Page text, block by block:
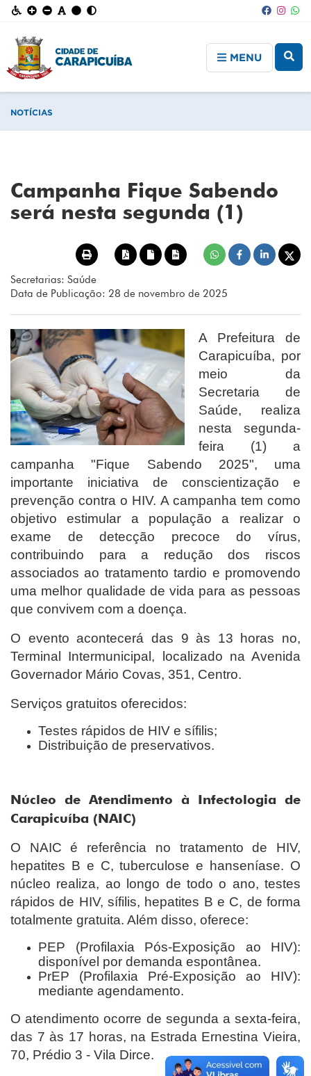
MENU
NOTÍCIAS
Campanha Fique Sabendo
será nesta segunda (1)
Secretarias: Saúde
Data de Publicação: 28 de novembro de 2025
A Prefeitura de
Carapicuíba, por
meio da
Secretaria de
Saúde, realiza
nesta segunda-
feira (1) a
campanha "Fique Sabendo 2025", uma
importante iniciativa de conscientização e
prevenção contra o HIV. A campanha tem como
objetivo estimular a população a realizar o
exame de detecção precoce do vírus,
contribuindo para a redução dos riscos
associados ao tratamento tardio e promovendo
uma melhor qualidade de vida para as pessoas
que convivem com a doença.
O evento acontecerá das 9 às 13 horas no,
Terminal Intermunicipal, localizado na Avenida
Governador Mário Covas, 351, Centro.
Serviços gratuitos oferecidos:
Testes rápidos de HIV e sífilis;
Distribuição de preservativos.
Núcleo de Atendimento à Infectologia de
Carapicuíba (NAIC)
O NAIC é referência no tratamento de HIV,
hepatites B e C, tuberculose e hanseníase. O
núcleo realiza, ao longo de todo o ano, testes
rápidos de HIV, sífilis, hepatites B e C, de forma
totalmente gratuita. Além disso, oferece:
PEP (Profilaxia Pós-Exposição ao HIV):
disponível por demanda espontânea.
PrEP (Profilaxia Pré-Exposição ao HIV):
mediante agendamento.
O atendimento ocorre de segunda a sexta-feira,
das 7 às 17 horas, na Estrada Ernestina Vieira,
70, Prédio 3 - Vila Dirce.